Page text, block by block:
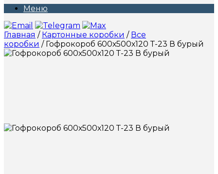
Меню
Главная / Картонные коробки / Все
коробки / Гофрокороб 600х500х120 Т-23 В бурый